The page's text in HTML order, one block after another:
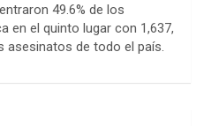
49.6% de los
en el quinto lugar con 1,637,
asesinatos de todo el país.